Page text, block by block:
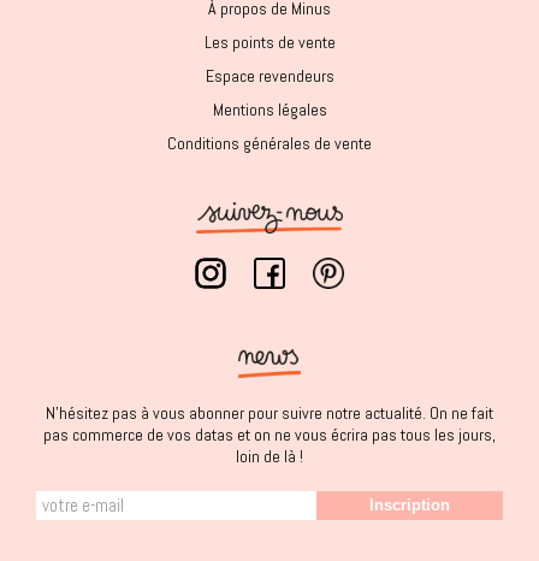
À propos de Minus
Les points de vente
Espace revendeurs
Mentions légales
Conditions générales de vente
N'hésitez pas à vous abonner pour suivre notre actualité. On ne fait
pas commerce de vos datas et on ne vous écrira pas tous les jours,
loin de là !
Inscription